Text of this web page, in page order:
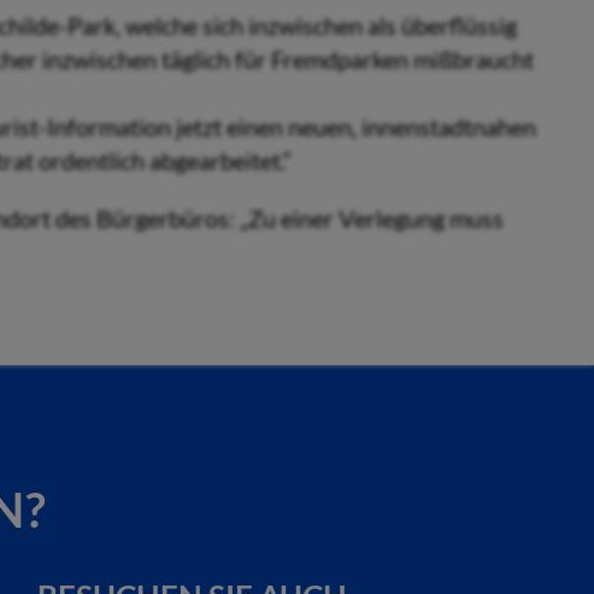
Park, welche sich inzwischen als überflüssig
inzwischen täglich für Fremdparken mißbraucht
Information jetzt einen neuen, innenstadtnahen
ordentlich abgearbeitet.“
des Bürgerbüros: „Zu einer Verlegung muss